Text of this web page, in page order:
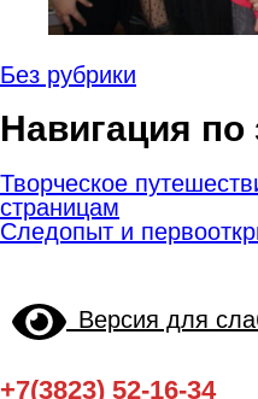
Без рубрики
Навигация по
Творческое
страницам
Следопыт и
Версия для
+7(3823) 52-16-34